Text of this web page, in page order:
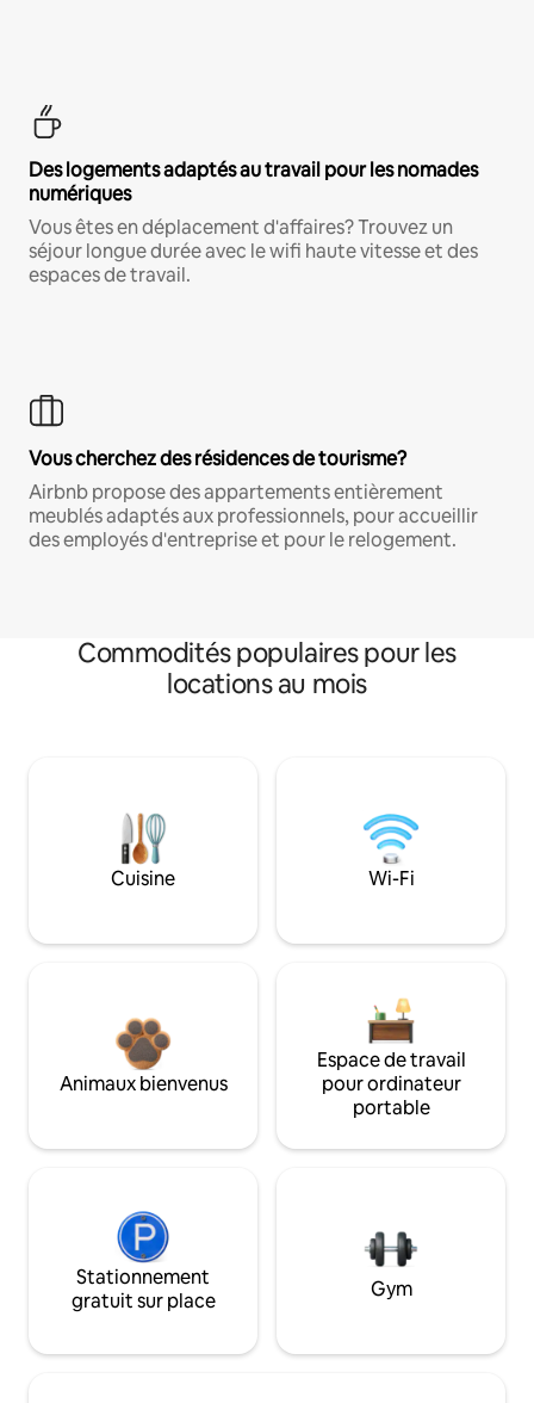
Des logements adaptés au travail pour les nomades
numériques
Vous êtes en déplacement d'affaires? Trouvez un
séjour longue durée avec le wifi haute vitesse et des
espaces de travail.
Vous cherchez des résidences de tourisme?
Airbnb propose des appartements entièrement
meublés adaptés aux professionnels, pour accueillir
des employés d'entreprise et pour le relogement.
Commodités populaires pour les
locations au mois
Cuisine Wi-Fi
Animaux bienvenus
Espace de travail
pour ordinateur
portable
Stationnement
gratuit sur place
Gym